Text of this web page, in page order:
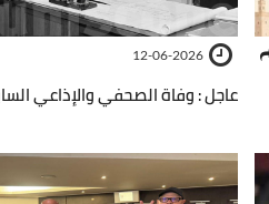
12-06-2026
عاجل : وفاة الصحفي والإذاعي